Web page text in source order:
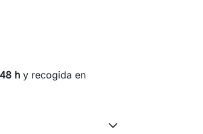
h y recogida en